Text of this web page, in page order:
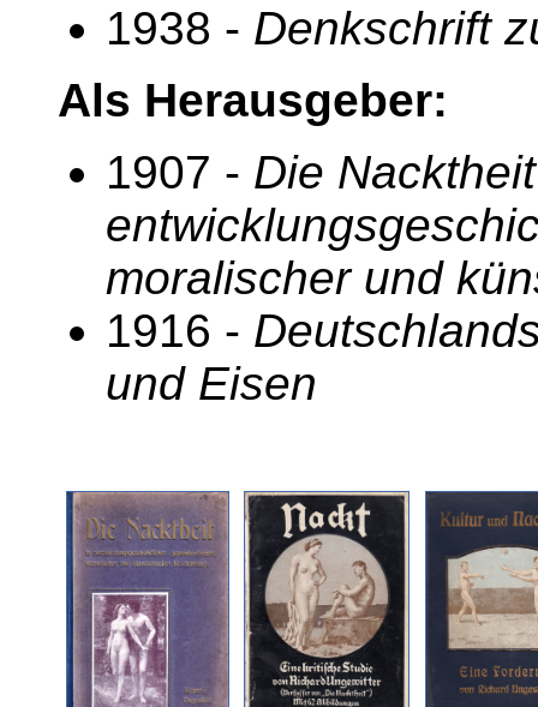
1938 - Denkschrift
Als Herausgeber:
1907 - Die
moralischer und
1916 -
und Eisen